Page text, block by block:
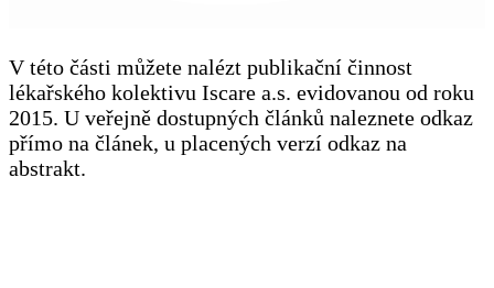
V této části můžete nalézt publikační činnost
lékařského kolektivu Iscare a.s. evidovanou od roku
2015. U veřejně dostupných článků naleznete odkaz
přímo na článek, u placených verzí odkaz na
abstrakt.